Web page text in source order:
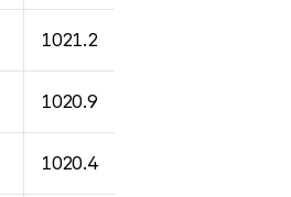
1021.2
1020.9
1020.4